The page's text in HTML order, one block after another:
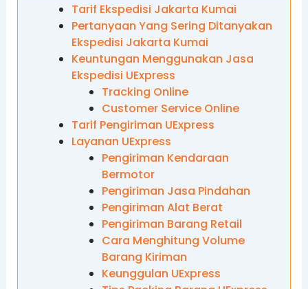
Tarif Ekspedisi Jakarta Kumai
Pertanyaan Yang Sering Ditanyakan
Ekspedisi Jakarta Kumai
Keuntungan Menggunakan Jasa
Ekspedisi UExpress
Tracking Online
Customer Service Online
Tarif Pengiriman UExpress
Layanan UExpress
Pengiriman Kendaraan
Bermotor
Pengiriman Jasa Pindahan
Pengiriman Alat Berat
Pengiriman Barang Retail
Cara Menghitung Volume
Barang Kiriman
Keunggulan UExpress